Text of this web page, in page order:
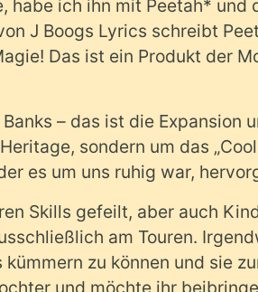
ich ihn mit Peetah* und
J Boogs Lyrics schreibt
Das ist ein Produkt der
– das ist die Expansion
sondern um das
es um uns ruhig war,
Skills gefeilt, aber auch
am Touren.
zu können und sie
und möchte ihr